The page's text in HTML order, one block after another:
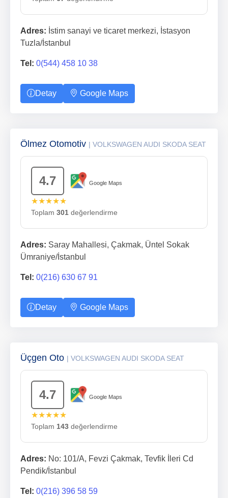
Adres: İstim sanayi ve ticaret merkezi, İstasyon
Tuzla/İstanbul
Tel: 0(544) 458 10 38
Detay Google Maps
Ölmez Otomotiv | VOLKSWAGEN AUDI SKODA SEAT
4.7 Google Maps
★★★★★
Toplam 301 değerlendirme
Adres: Saray Mahallesi, Çakmak, Üntel Sokak
Ümraniye/İstanbul
Tel: 0(216) 630 67 91
Detay Google Maps
Üçgen Oto | VOLKSWAGEN AUDI SKODA SEAT
4.7 Google Maps
★★★★★
Toplam 143 değerlendirme
Adres: No: 101/A, Fevzi Çakmak, Tevfik İleri Cd
Pendik/İstanbul
Tel: 0(216) 396 58 59